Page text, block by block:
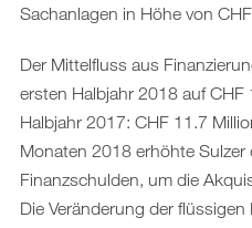
Sachanlagen in Höhe von
Der Mittelfluss aus
ersten Halbjahr 2018 auf CHF
Halbjahr 2017: CHF 11.7
Monaten 2018 erhöhte Sulzer
Finanzschulden, um die
Die Veränderung der